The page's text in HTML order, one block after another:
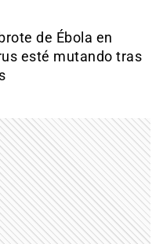
de Ébola en
esté mutando tras